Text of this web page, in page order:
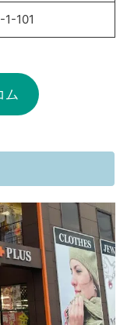
101
ム